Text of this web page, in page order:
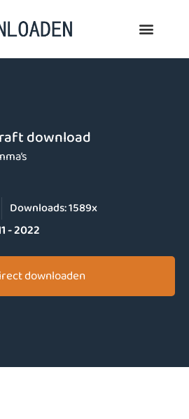
download
Downloads:1589x
- 2022
downloaden